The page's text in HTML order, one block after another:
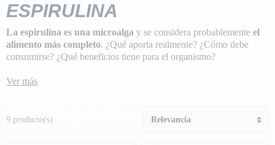
ESPIRULINA
La espirulina es una microalga y se considera probablemente el
alimento más completo. ¿Qué aporta realmente? ¿Cómo debe
consumirse? ¿Qué beneficios tiene para el organismo?
Ver más
9 producto(s)